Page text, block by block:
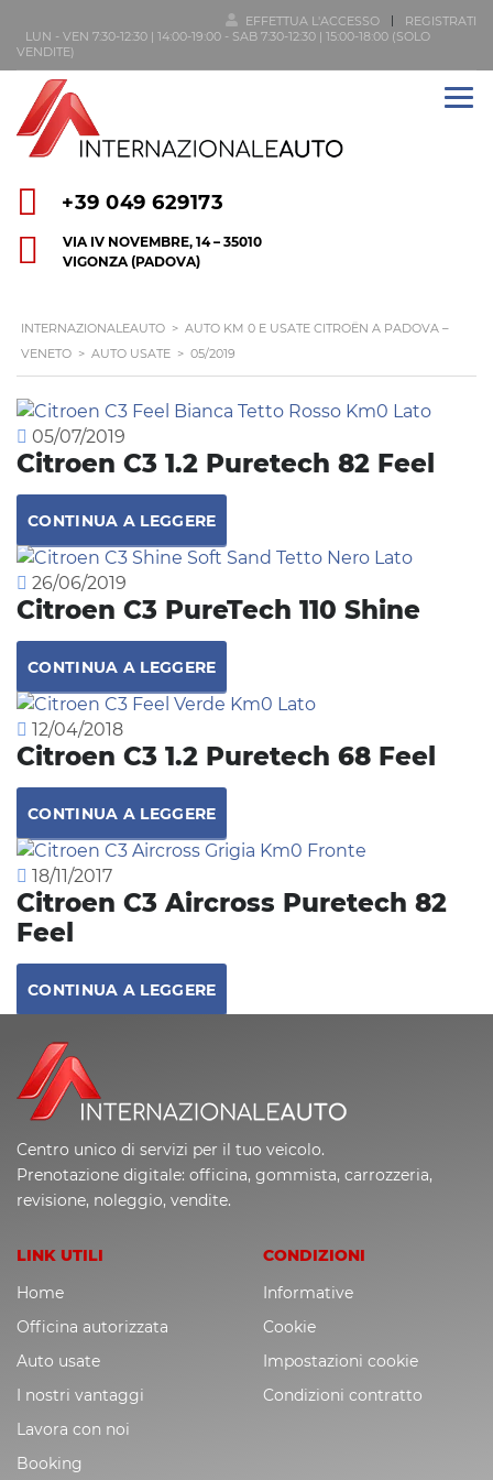
EFFETTUA L'ACCESSO
REGISTRATI
LUN - VEN 7:30-12:30 | 14:00-19:00 - SAB 7:30-12:30 | 15:00-18:00 (SOLO
VENDITE)
+39 049 629173
VIA IV NOVEMBRE, 14 – 35010
VIGONZA (PADOVA)
INTERNAZIONALEAUTO > AUTO KM 0 E USATE CITROËN A PADOVA –
VENETO > AUTO USATE > 05/2019
05/07/2019
Citroen C3 1.2 Puretech 82 Feel
CONTINUA A LEGGERE
26/06/2019
Citroen C3 PureTech 110 Shine
CONTINUA A LEGGERE
12/04/2018
Citroen C3 1.2 Puretech 68 Feel
CONTINUA A LEGGERE
18/11/2017
Citroen C3 Aircross Puretech 82
Feel
CONTINUA A LEGGERE
Centro unico di servizi per il tuo veicolo.
Prenotazione digitale: officina, gommista, carrozzeria,
revisione, noleggio, vendite.
LINK UTILI
Home
Officina autorizzata
Auto usate
I nostri vantaggi
Lavora con noi
Booking
CONDIZIONI
Informative
Cookie
Impostazioni cookie
Condizioni contratto